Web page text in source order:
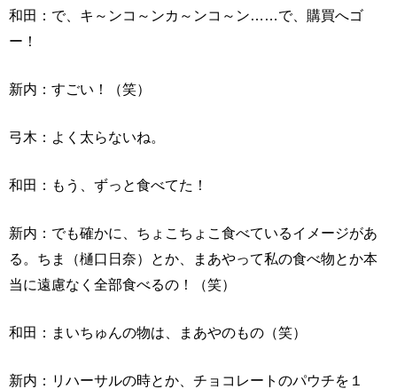
和田：で、キ～ンコ～ンカ～ンコ～ン……で、購買へゴ
ー！
新内：すごい！（笑）
弓木：よく太らないね。
和田：もう、ずっと食べてた！
新内：でも確かに、ちょこちょこ食べているイメージがあ
る。ちま（樋口日奈）とか、まあやって私の食べ物とか本
当に遠慮なく全部食べるの！（笑）
和田：まいちゅんの物は、まあやのもの（笑）
新内：リハーサルの時とか、チョコレートのパウチを１